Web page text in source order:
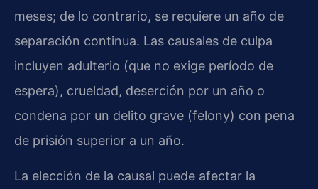
meses; de lo contrario, se requiere un año de
separación continua. Las causales de culpa
incluyen adulterio (que no exige período de
espera), crueldad, deserción por un año o
condena por un delito grave (felony) con pena
de prisión superior a un año.
La elección de la causal puede afectar la